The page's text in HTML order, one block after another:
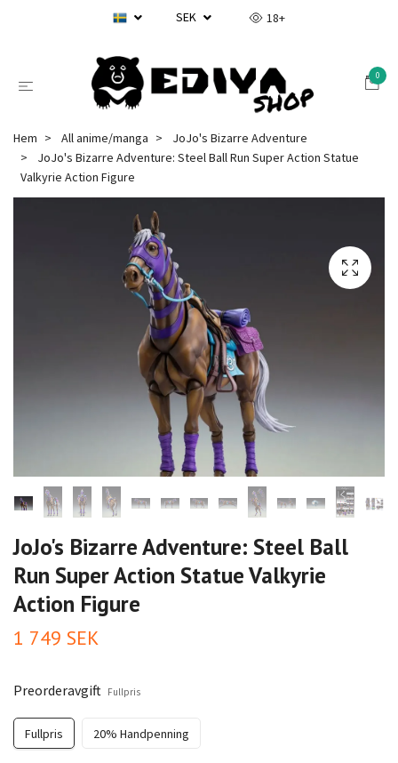
SEK 18+
0
Hem All anime/manga
JoJo's Bizarre Adventure
JoJo's Bizarre Adventure: Steel Ball Run Super Action Statue
Valkyrie Action Figure
JoJo's Bizarre Adventure: Steel Ball
Run Super Action Statue Valkyrie
Action Figure
1 749 SEK
Preorderavgift Fullpris
Fullpris 20% Handpenning